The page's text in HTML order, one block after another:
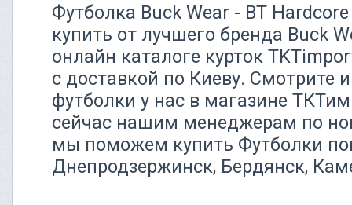
Футболка Buck Wear - BT
купить от лучшего бренда Buck
онлайн каталоге курток
с доставкой по Киеву. Смотрите
футболки у нас в магазине
сейчас нашим менеджерам по
мы поможем купить Футболки
Днепродзержинск, Бердянск,